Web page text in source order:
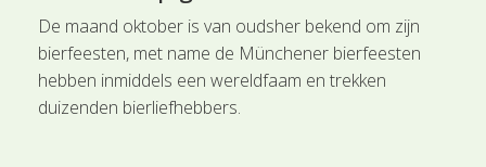
De maand oktober is van oudsher bekend om zijn
bierfeesten, met name de Münchener bierfeesten
hebben inmiddels een wereldfaam en trekken
duizenden bierliefhebbers.